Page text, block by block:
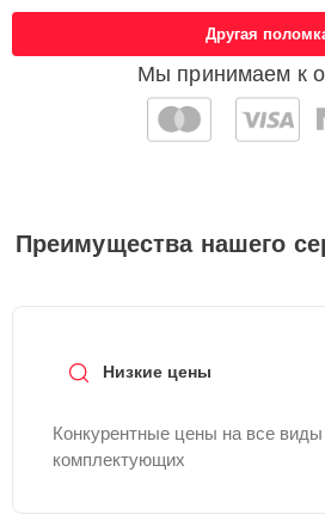
Мы принимаем к
Другая
Преимущества нашего
Низкие цены
Конкурентные цены на все
комплектующих